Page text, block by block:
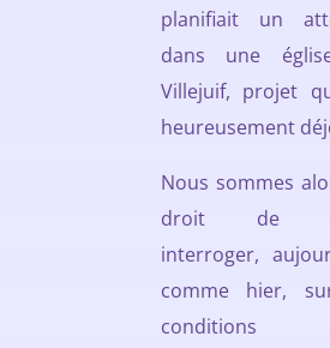
planifiait un
dans une
Villejuif, projet
heureusement
Nous sommes
droit de
interroger,
comme hier,